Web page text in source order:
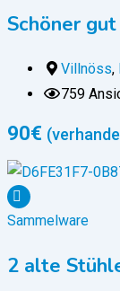
Schöner
Villnöss,
759
90€
Sammelware
2 alte